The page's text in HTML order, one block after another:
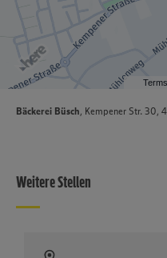
Bäckerei Büsch, Kempener Str. 30,
Weitere Stellen